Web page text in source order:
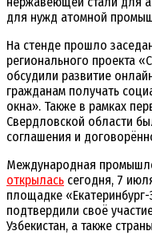
для нужд атомной
На стенде прошло
регионального проекта
обсудили развитие
гражданам получать
окна». Также в рамках
Свердловской области
соглашения и
Международная
открылась сегодня, 7
площадке
подтвердили своё
Узбекистан, а также